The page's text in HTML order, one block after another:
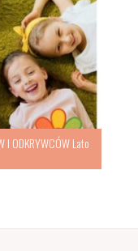
I ODKRYWCÓW Lato